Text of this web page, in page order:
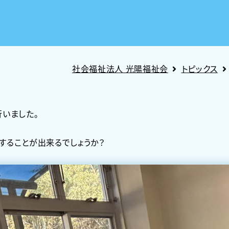
社会福祉法人 光陽福祉会 トピックス
ました。
ことが出来るでしょうか？